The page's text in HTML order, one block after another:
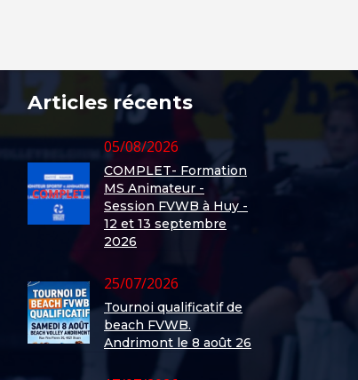
Articles récents
05/08/2026
COMPLET- Formation
MS Animateur -
Session FVWB à Huy -
12 et 13 septembre
2026
25/07/2026
Tournoi qualificatif de
beach FVWB.
Andrimont le 8 août 26